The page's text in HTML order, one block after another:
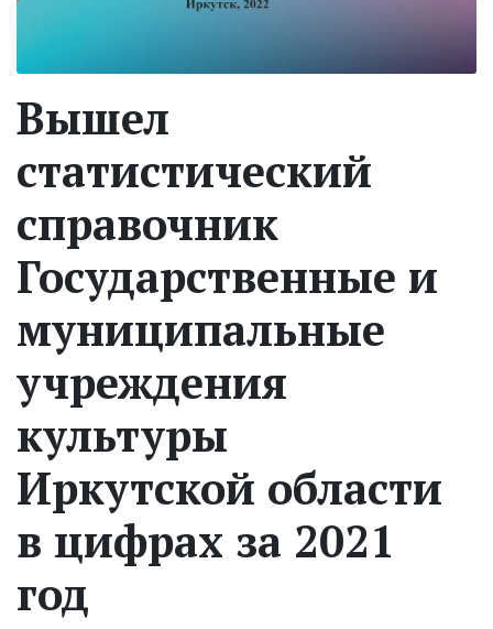
Вышел
статистический
справочник
Государственные и
муниципальные
учреждения
культуры
Иркутской области
в цифрах за 2021
год